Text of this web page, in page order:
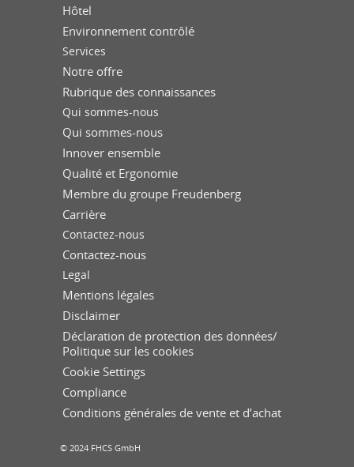
Hôtel
Environnement contrôlé
Services
Notre offre
Rubrique des connaissances
Qui sommes-nous
Qui sommes-nous
Innover ensemble
Qualité et Ergonomie
Membre du groupe Freudenberg
Carrière
Contactez-nous
Contactez-nous
Legal
Mentions légales
Disclaimer
Déclaration de protection des données/
Politique sur les cookies
Cookie Settings
Compliance
Conditions générales de vente et d’achat
© 2024 FHCS GmbH